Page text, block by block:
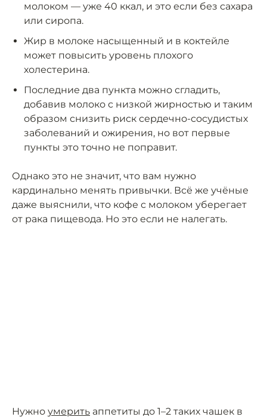
молоком — уже 40 ккал, и это если без сахара
или сиропа.
Жир в молоке насыщенный и в коктейле
может повысить уровень плохого
холестерина.
Последние два пункта можно сгладить,
добавив молоко с низкой жирностью и таким
образом снизить риск сердечно-сосудистых
заболеваний и ожирения, но вот первые
пункты это точно не поправит.
Однако это не значит, что вам нужно
кардинально менять привычки. Всё же учёные
даже выяснили, что кофе с молоком уберегает
от рака пищевода. Но это если не налегать.
Нужно умерить аппетиты до 1–2 таких чашек в